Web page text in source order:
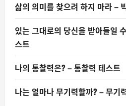
삶의 의미를 찾으려 하지 마라 –
있는 그대로의 당신을 받아들일
스트
나의 통찰력은? – 통찰력 테스트
나는 얼마나 무기력할까? – 무기